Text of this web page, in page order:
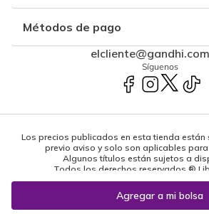
Métodos de pago
Síguenos
Los precios publicados en esta tienda están
previo aviso y solo son aplicables para
Algunos títulos están sujetos a
Todos los derechos reservados ®